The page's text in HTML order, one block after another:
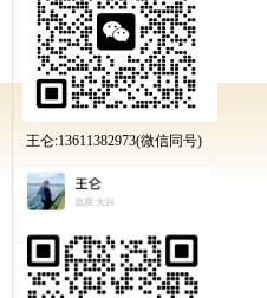
王仑:13611382973(微信同号)